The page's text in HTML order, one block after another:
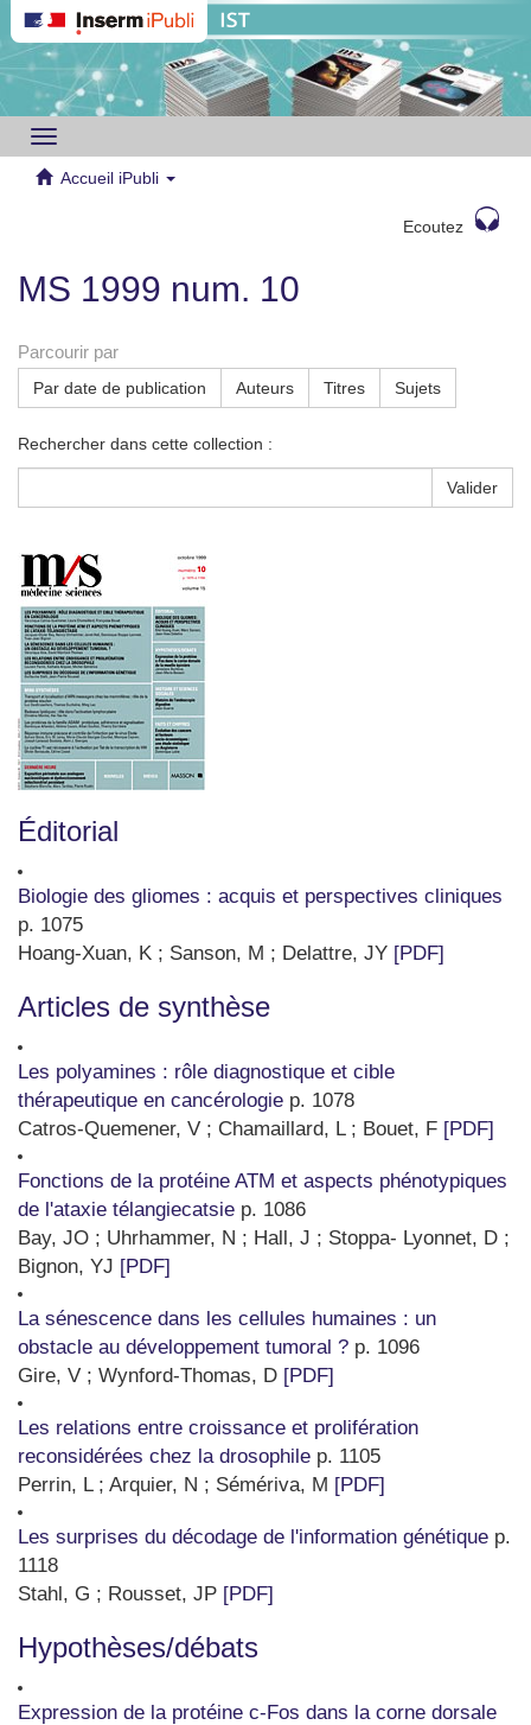
Toggle
navigation
Accueil iPubli
Ecoutez
MS 1999 num. 10
Parcourir par
Par date de publication Auteurs Titres Sujets
Rechercher dans cette collection :
Valider
Éditorial
Biologie des gliomes : acquis et perspectives cliniques
p. 1075
Hoang-Xuan, K ; Sanson, M ; Delattre, JY [PDF]
Articles de synthèse
Les polyamines : rôle diagnostique et cible
thérapeutique en cancérologie p. 1078
Catros-Quemener, V ; Chamaillard, L ; Bouet, F [PDF]
Fonctions de la protéine ATM et aspects phénotypiques
de l'ataxie télangiecatsie p. 1086
Bay, JO ; Uhrhammer, N ; Hall, J ; Stoppa- Lyonnet, D ;
Bignon, YJ [PDF]
La sénescence dans les cellules humaines : un
obstacle au développement tumoral ? p. 1096
Gire, V ; Wynford-Thomas, D [PDF]
Les relations entre croissance et prolifération
reconsidérées chez la drosophile p. 1105
Perrin, L ; Arquier, N ; Sémériva, M [PDF]
Les surprises du décodage de l'information génétique p.
1118
Stahl, G ; Rousset, JP [PDF]
Hypothèses/débats
Expression de la protéine c-Fos dans la corne dorsale